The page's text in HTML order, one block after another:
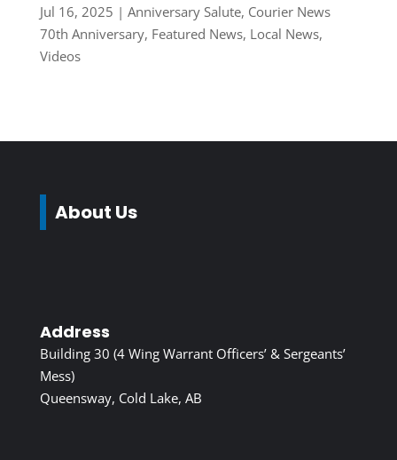
Jul 16, 2025 | Anniversary Salute, Courier News
70th Anniversary, Featured News, Local News,
Videos
About Us
Address
Building 30 (4 Wing Warrant Officers’ & Sergeants’
Mess)
Queensway, Cold Lake, AB